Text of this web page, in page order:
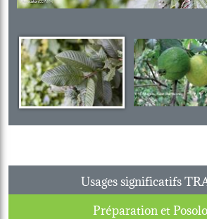
Usages significatifs
Préparation et